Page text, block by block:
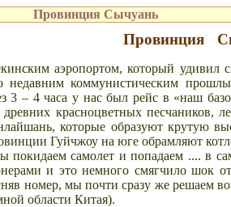
Провинция Сычуань
Провинция
аэропортом, который удивил
недавним коммунистическим
3 – 4 часа у нас был рейс в «наш
красноцветных
которые образуют крутую
Гуйчжоу на юге обрамляют
самолет и попадаем .... в
и это немного смягчило шок
номер, мы почти сразу же решаем
области Китая).